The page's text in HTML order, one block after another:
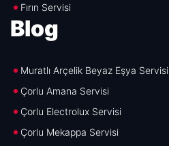
Fırın Servisi
Blog
Muratlı Arçelik Beyaz Eşya Servisi
Çorlu Amana Servisi
Çorlu Electrolux Servisi
Çorlu Mekappa Servisi